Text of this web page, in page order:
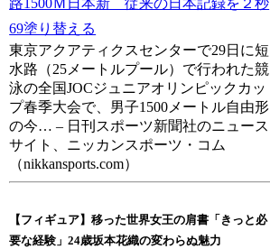
路1500Ｍ日本新 従来の日本記録を２秒
69塗り替える
東京アクアティクスセンターで29日に短
水路（25メートルプール）で行われた競
泳の全国JOCジュニアオリンピックカッ
プ春季大会で、男子1500メートル自由形
の今… – 日刊スポーツ新聞社のニュース
サイト、ニッカンスポーツ・コム
（nikkansports.com）
【フィギュア】移った世界女王の肩書「きっと必
要な経験」24歳坂本花織の変わらぬ魅力